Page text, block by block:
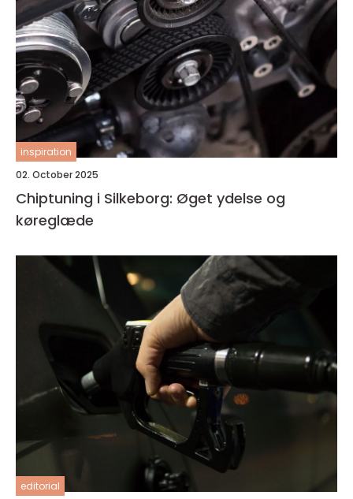
inspiration
02. October 2025
Chiptuning i Silkeborg: Øget ydelse og
køreglæde
editorial